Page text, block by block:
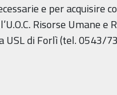
e per acquisire
Risorse Umane e
USL di Forlì (tel.